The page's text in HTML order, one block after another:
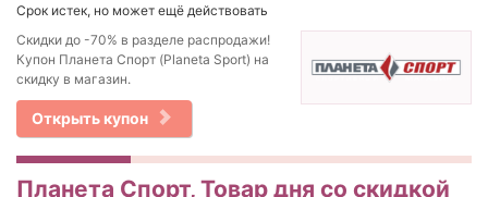
Срок истек, но может ещё действовать
Скидки до -70% в разделе распродажи!
Купон Планета Спорт (Planeta Sport) на
скидку в магазин.
Открыть купон
Планета Спорт, Товар дня со скидкой